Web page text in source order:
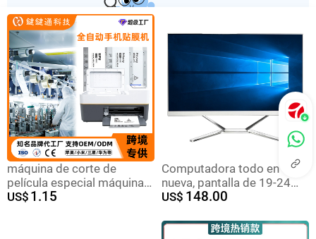
máquina de corte de
película especial máquina
de fijación de película de
US$ 1.15
Computadora todo en uno
nueva, pantalla de 19-24
pulgadas, ideal para oficina
US$ 148.00